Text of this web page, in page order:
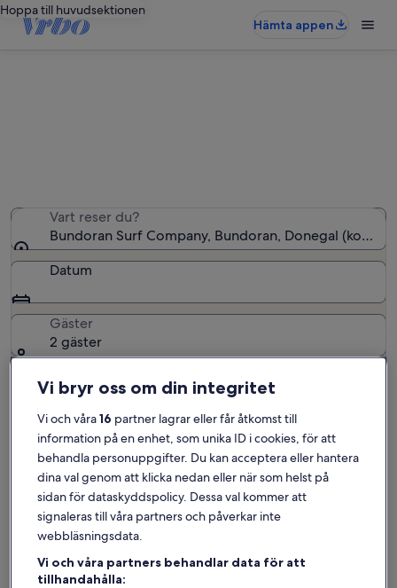
Hoppa till huvudsektionen
Hämta appen
Vart reser du?
Bundoran Surf Company, Bundoran, Donegal
Datum
Gäster
2 gäster
Sök
Drumacrin Semesterboenden nära Bundoran Surf Company
Om du vill bo nära Bundoran Surf Company kan du kika på vårt
utbud av semesterboenden och välja ut ett som passar perfekt för
din resa. Vare sig du bor på ett semesterboende med vänner,
familjen eller bara ditt husdjur kan du räkna med utmärkta
Vi bryr oss om din integritet
Vi och våra16 partner lagrar eller får åtkomst till
information på en enhet, som unika ID i cookies, för att
behandla personuppgifter. Du kan acceptera eller hantera
dina val genom att klicka nedan eller när som helst på
sidan för dataskyddspolicy. Dessa val kommer att
signaleras till våra partners och påverkar inte
webbläsningsdata.
Vi och våra partners behandlar data för att
tillhandahålla: